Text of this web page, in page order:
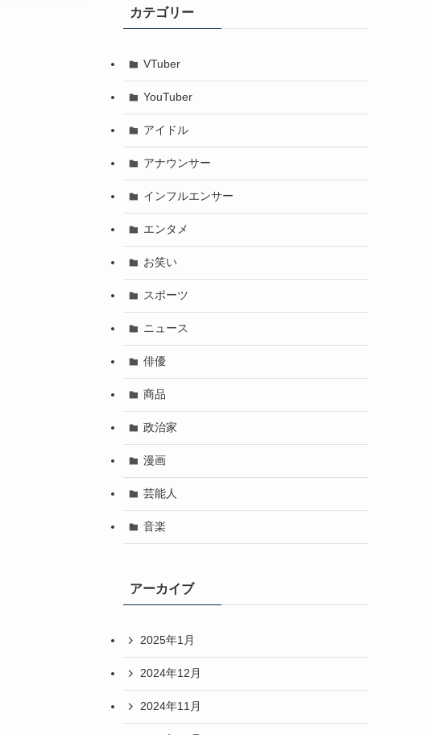
カテゴリー
VTuber
YouTuber
アイドル
アナウンサー
インフルエンサー
エンタメ
お笑い
スポーツ
ニュース
俳優
商品
政治家
漫画
芸能人
音楽
アーカイブ
2025年1月
2024年12月
2024年11月